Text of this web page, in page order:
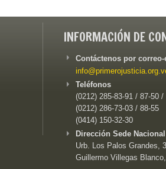
INFORMACIÓN DE
Contáctenos por
Teléfonos
(0212) 285-83-91 / 87-50 /
(0212) 286-73-03 / 88-55
(0414) 150-32-30
Dirección Sede
Urb. Los Palos Grandes,
Guillermo Villegas